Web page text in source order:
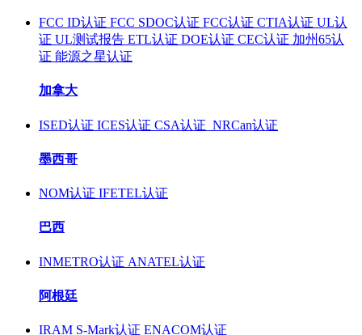
FCC ID认证 FCC SDOC认证 FCC认证 CTIA认证 UL认
证 UL测试报告 ETL认证 DOE认证 CEC认证 加州65认
证 能源之星认证
加拿大
ISED认证 ICES认证 CSA认证 NRCan认证
墨西哥
NOM认证 IFETEL认证
巴西
INMETRO认证 ANATEL认证
阿根廷
IRAM S-Mark认证 ENACOM认证